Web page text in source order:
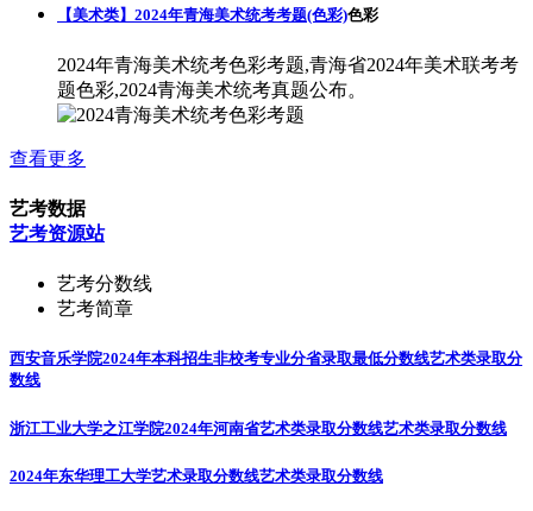
【美术类】2024年青海美术统考考题(色彩)色彩
2024年青海美术统考色彩考题,青海省2024年美术联考考
题色彩,2024青海美术统考真题公布。
查看更多
艺考数据
艺考资源站
艺考分数线
艺考简章
西安音乐学院2024年本科招生非校考专业分省录取最低分数线艺术类录取分
数线
浙江工业大学之江学院2024年河南省艺术类录取分数线艺术类录取分数线
2024年东华理工大学艺术录取分数线艺术类录取分数线